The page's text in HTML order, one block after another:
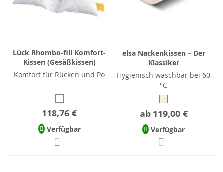
Lück Rhombo-fill Komfort-
Kissen (Gesäßkissen)
Komfort für Rücken und Po
118,76 €
Verfügbar
elsa Nackenkissen – Der
Klassiker
Hygienisch waschbar bei 60
°C
ab 119,00 €
Verfügbar